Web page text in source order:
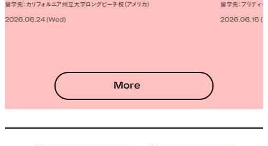
留学先：カリフォルニア州立大学ロングビーチ校（アメリカ）
2026.06.24 (Wed)
留学先：ブリティ
2026.06.15
More